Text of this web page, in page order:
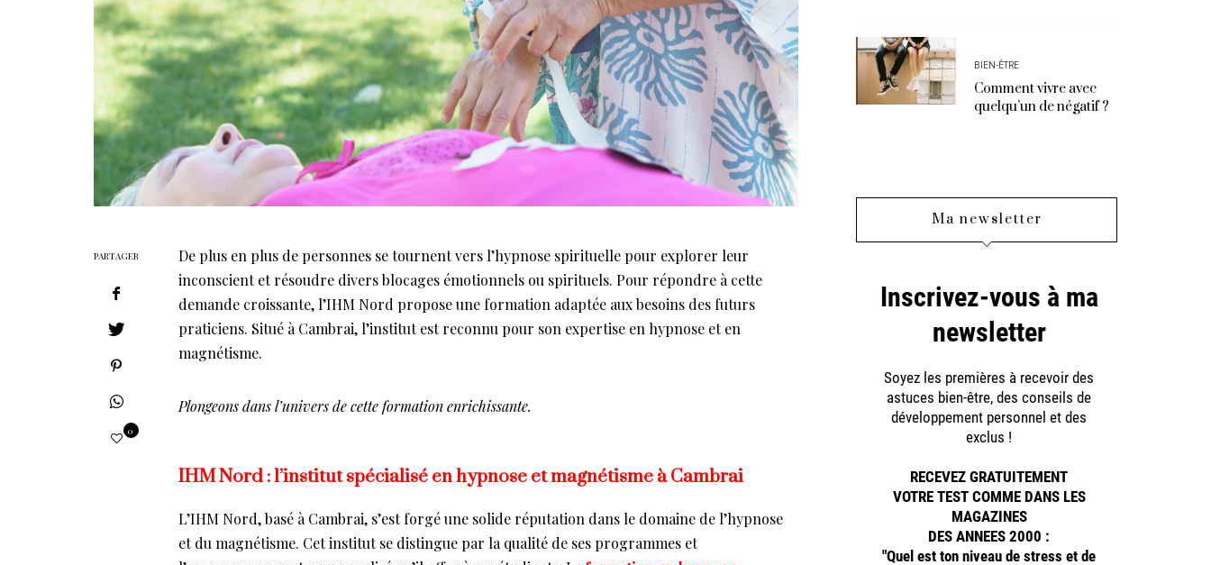
PARTAGER
0
De plus en plus de personnes se tournent vers l’hypnose spirituelle pour explorer leur
inconscient et résoudre divers blocages émotionnels ou spirituels. Pour répondre à cette
demande croissante, l’IHM Nord propose une formation adaptée aux besoins des futurs
praticiens. Situé à Cambrai, l’institut est reconnu pour son expertise en hypnose et en
magnétisme.
Plongeons dans l’univers de cette formation enrichissante.
IHM Nord : l’institut spécialisé en hypnose et magnétisme à Cambrai
L’IHM Nord, basé à Cambrai, s’est forgé une solide réputation dans le domaine de l’hypnose
et du magnétisme. Cet institut se distingue par la qualité de ses programmes et
BIEN-ÊTRE
Comment vivre avec
quelqu’un de négatif ?
Ma newsletter